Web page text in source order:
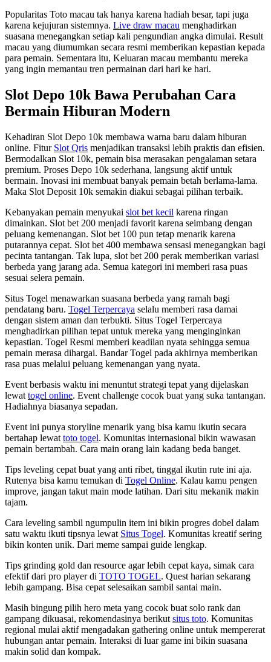
Popularitas Toto macau tak hanya karena hadiah besar, tapi juga
karena kejujuran sistemnya. Live draw macau menghadirkan
suasana menegangkan setiap kali pengundian angka dimulai. Result
macau yang diumumkan secara resmi memberikan kepastian kepada
para pemain. Sementara itu, Keluaran macau membantu mereka
yang ingin memantau tren permainan dari hari ke hari.
Slot Depo 10k Bawa Perubahan Cara
Bermain Hiburan Modern
Kehadiran Slot Depo 10k membawa warna baru dalam hiburan
online. Fitur Slot Qris menjadikan transaksi lebih praktis dan efisien.
Bermodalkan Slot 10k, pemain bisa merasakan pengalaman setara
premium. Proses Depo 10k sederhana, langsung aktif untuk
bermain. Inovasi ini membuat banyak pemain betah berlama-lama.
Maka Slot Deposit 10k semakin diakui sebagai pilihan terbaik.
Kebanyakan pemain menyukai slot bet kecil karena ringan
dimainkan. Slot bet 200 menjadi favorit karena seimbang dengan
peluang kemenangan. Slot bet 100 pun tetap menarik karena
putarannya cepat. Slot bet 400 membawa sensasi menegangkan bagi
pecinta tantangan. Tak lupa, slot bet 200 perak memberikan variasi
berbeda yang jarang ada. Semua kategori ini memberi rasa puas
sesuai selera pemain.
Situs Togel menawarkan suasana berbeda yang ramah bagi
pendatang baru. Togel Terpercaya selalu memberi rasa damai
dengan sistem aman dan terbukti. Situs Togel Terpercaya
menghadirkan pilihan tepat untuk mereka yang menginginkan
kepastian. Togel Resmi memberi keadilan nyata sehingga semua
pemain merasa dihargai. Bandar Togel pada akhirnya memberikan
rasa puas melalui peluang kemenangan yang nyata.
Event berbasis waktu ini menuntut strategi tepat yang dijelaskan
lewat togel online. Event challenge cocok buat yang suka tantangan.
Hadiahnya biasanya sepadan.
Event ini punya storyline menarik yang bisa kamu ikutin secara
bertahap lewat toto togel. Komunitas internasional bikin wawasan
pemain bertambah. Cara main orang lain kadang beda banget.
Tips leveling cepat buat yang anti ribet, tinggal ikutin rute ini aja.
Rutenya bisa kamu temukan di Togel Online. Kalau kamu pengen
improve, jangan takut main mode latihan. Dari situ mekanik makin
tajam.
Cara leveling sambil ngumpulin item ini bikin progres dobel dalam
satu waktu ikuti tipsnya lewat Situs Togel. Komunitas kreatif sering
bikin konten unik. Dari meme sampai guide lengkap.
Tips grinding gold dan resource agar lebih cepat kaya, simak cara
efektif dari pro player di TOTO TOGEL. Quest harian sekarang
lebih gampang. Bisa cepat selesaikan sambil santai main.
Masih bingung pilih hero meta yang cocok buat solo rank dan
gampang dikuasai, rekomendasinya berikut situs toto. Komunitas
regional mulai aktif mengadakan gathering online untuk mempererat
hubungan antar pemain. Interaksi di luar game ini bikin suasana
makin solid dan kompak.